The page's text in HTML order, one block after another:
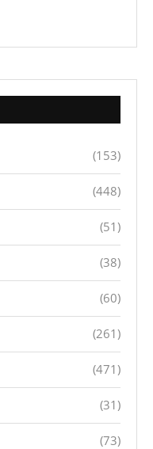
(153)
(448)
(51)
(38)
(60)
(261)
(471)
(31)
(73)